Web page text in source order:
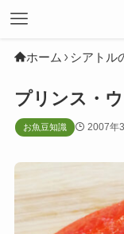
ホーム シアトル
プリンス・
お魚豆知識 2007年